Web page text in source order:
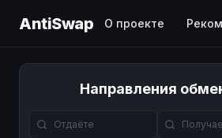
AntiSwap О проекте
Направления